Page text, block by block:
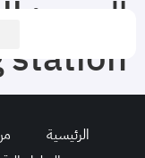
الوسم:
station
الرئيسية